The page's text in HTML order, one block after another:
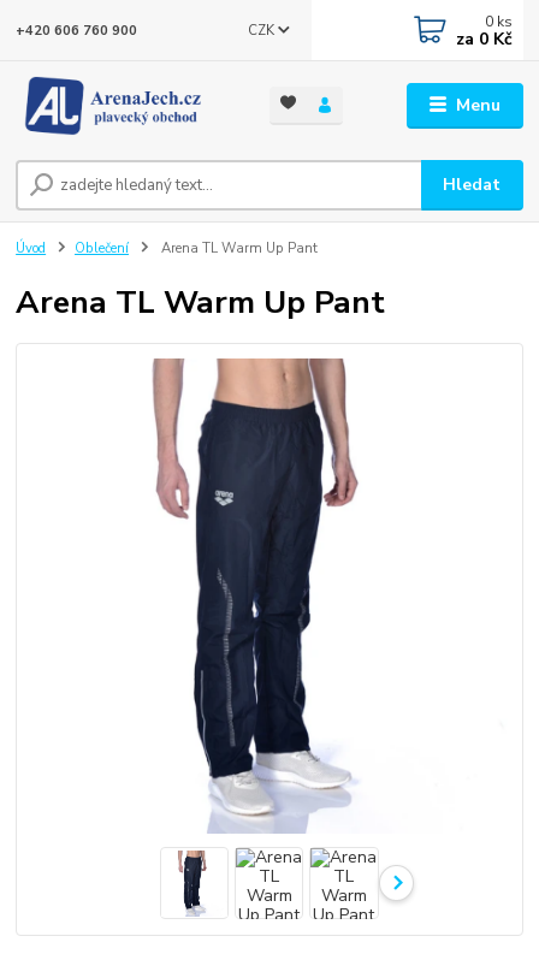
Menu
CZK
Hledat
+420 606 760 900 0 ks
za 0 Kč
Úvod Oblečení Arena TL Warm Up Pant
Arena TL Warm Up Pant